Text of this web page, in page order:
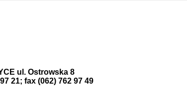
ul. Ostrowska 8
21; fax (062) 762 97 49